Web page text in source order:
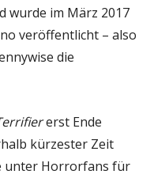
wurde im März 2017
veröffentlicht – also
die
erst Ende
kürzester Zeit
unter Horrorfans für